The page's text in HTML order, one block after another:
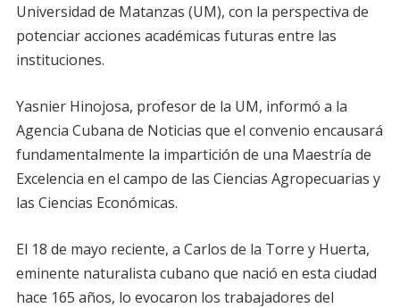
Universidad de Matanzas (UM), con la perspectiva de
potenciar acciones académicas futuras entre las
instituciones.
Yasnier Hinojosa, profesor de la UM, informó a la
Agencia Cubana de Noticias que el convenio encausará
fundamentalmente la impartición de una Maestría de
Excelencia en el campo de las Ciencias Agropecuarias y
las Ciencias Económicas.
El 18 de mayo reciente, a Carlos de la Torre y Huerta,
eminente naturalista cubano que nació en esta ciudad
hace 165 años, lo evocaron los trabajadores del